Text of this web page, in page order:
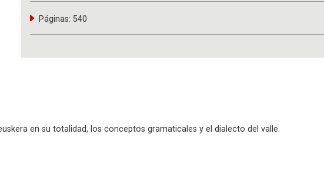
Páginas: 540
en su totalidad, los conceptos gramaticales y el dialecto del valle.